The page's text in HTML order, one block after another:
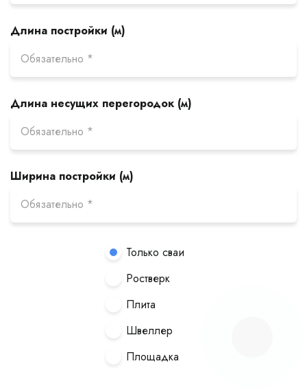
Длина постройки (м)
Длина несущих перегородок (м)
Ширина постройки (м)
Только сваи
Ростверк
Плита
Швеллер
Площадка